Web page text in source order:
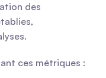
des
ces métriques :